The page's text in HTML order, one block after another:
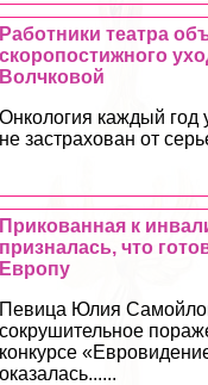
Работники театра
скоропостижного
Волчковой
Онкология каждый год
не застрахован от
Прикованная к
призналась, что
Европу
Певица Юлия
сокрушительное
конкурсе
оказалась......